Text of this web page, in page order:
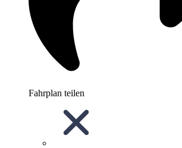
Fahrplan teilen